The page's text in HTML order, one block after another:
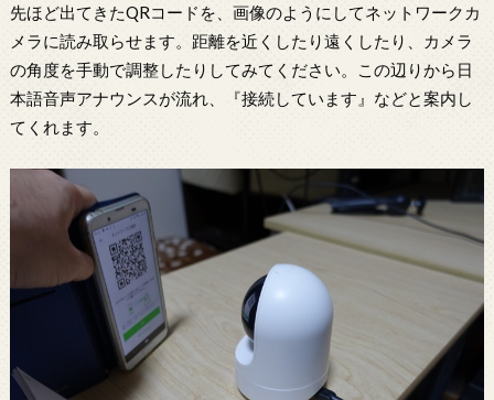
先ほど出てきたQRコードを、画像のようにしてネットワークカ
メラに読み取らせます。距離を近くしたり遠くしたり、カメラ
の角度を手動で調整したりしてみてください。この辺りから日
本語音声アナウンスが流れ、『接続しています』などと案内し
てくれます。